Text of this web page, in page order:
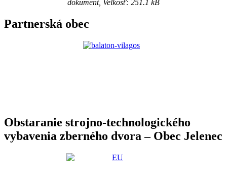
dokument, Velkosť: 251.1 kB
Partnerská obec
Obstaranie strojno-technologického
vybavenia zberného dvora – Obec Jelenec